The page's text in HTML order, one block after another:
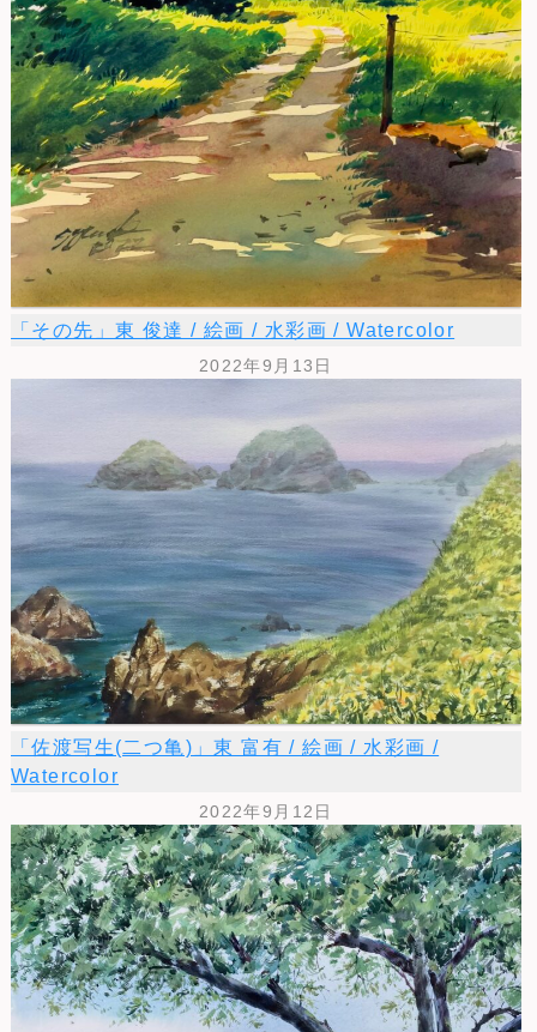
「その先」東 俊達 / 絵画 / 水彩画 / Watercolor
2022年9月13日
「佐渡写生(二つ亀)」東 富有 / 絵画 / 水彩画 /
Watercolor
2022年9月12日